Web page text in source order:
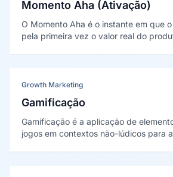
Momento Aha (Ativação)
O Momento Aha é o instante em que
pela primeira vez o valor real do
Growth Marketing
Gamificação
Gamificação é a aplicação de
jogos em contextos não-lúdicos para